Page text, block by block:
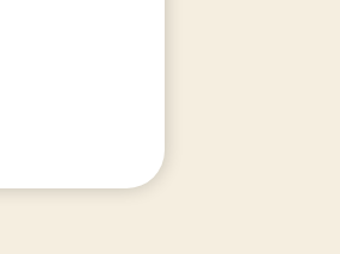
à venir.
consacrée à la décarbonation